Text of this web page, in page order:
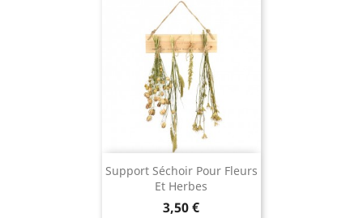
Support Séchoir Pour Fleurs
Et Herbes
Prix
3,50 €